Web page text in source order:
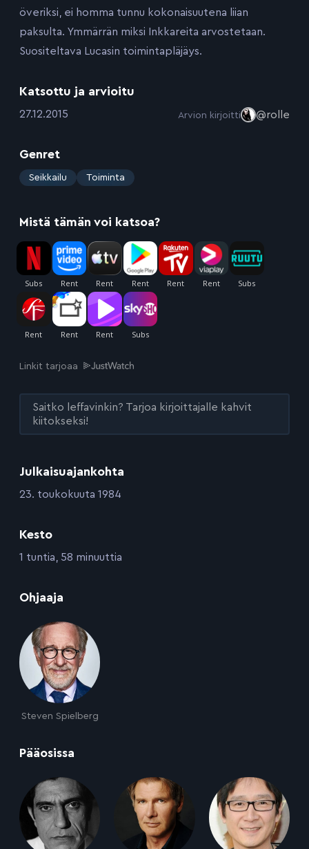
Julkaisuajankohta
:23. toukokuuta 1984
Kesto
:1 tuntia, 58 minuuttia
Ohjaaja
Steven Spielberg
Pääosissa
överiksi, ei homma tunnu kokonaisuutena liian
paksulta. Ymmärrän miksi Inkkareita arvostetaan.
Suositeltava Lucasin toimintapläjäys.
Katsottu ja arvioitu
:27.12.2015 Arvion kirjoitti @rolle
Genret
: Seikkailu Toiminta
Mistä tämän voi katsoa?
Linkit tarjoaa
Saitko leffavinkin? Tarjoa kirjoittajalle kahvit
kiitokseksi!